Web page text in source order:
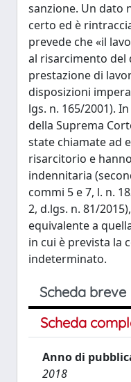
sanzione. Un dato
certo ed è
prevede che «il
al risarcimento del
prestazione di
disposizioni
lgs. n. 165/2001).
della Suprema
state chiamate ad
risarcitorio e
indennitaria
commi 5 e 7, l. n.
2, d.lgs. n. 81/
equivalente a
in cui è prevista la
indeterminato.
Scheda breve
Scheda
Anno di
2018